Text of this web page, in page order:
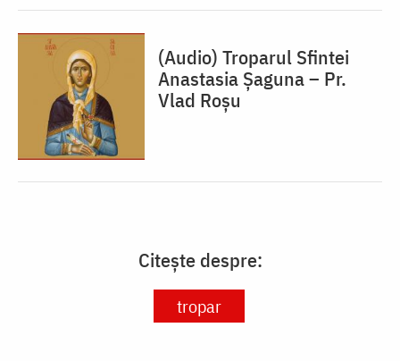
(Audio) Troparul Sfintei
Anastasia Șaguna – Pr.
Vlad Roșu
Citește despre:
tropar